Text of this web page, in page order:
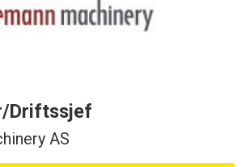
Driftssjef
AS